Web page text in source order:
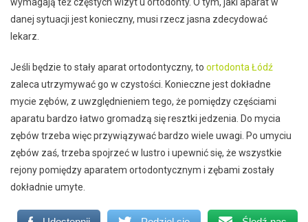
danej sytuacji jest konieczny, musi rzecz jasna zdecydować
lekarz.
Jeśli będzie to stały aparat ortodontyczny, to ortodonta Łódź
zaleca utrzymywać go w czystości. Konieczne jest dokładne
mycie zębów, z uwzględnieniem tego, że pomiędzy częściami
aparatu bardzo łatwo gromadzą się resztki jedzenia. Do mycia
zębów trzeba więc przywiązywać bardzo wiele uwagi. Po umyciu
zębów zaś, trzeba spojrzeć w lustro i upewnić się, że wszystkie
rejony pomiędzy aparatem ortodontycznym i zębami zostały
dokładnie umyte.